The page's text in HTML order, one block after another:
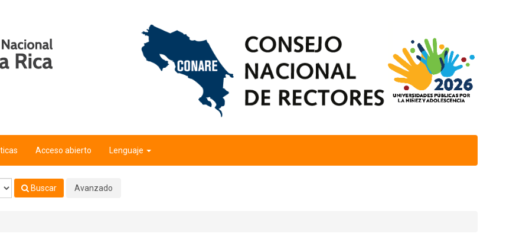
Acceso abierto Lenguaje
Buscar Avanzado